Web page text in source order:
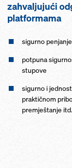
zahvaljujući
platformama
sigurno
potpuna
stupove
sigurno i
praktičnom
premještanje itd.